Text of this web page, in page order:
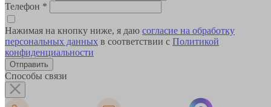
Телефон *
Нажимая на кнопку ниже, я даю согласие на обработку
персональных данных в соответствии с Политикой
конфиденциальности
Способы связи